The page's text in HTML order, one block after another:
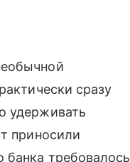
сразу
удерживать
приносили
банка требовалось